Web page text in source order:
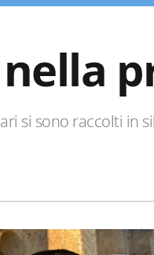
si sono raccolti in